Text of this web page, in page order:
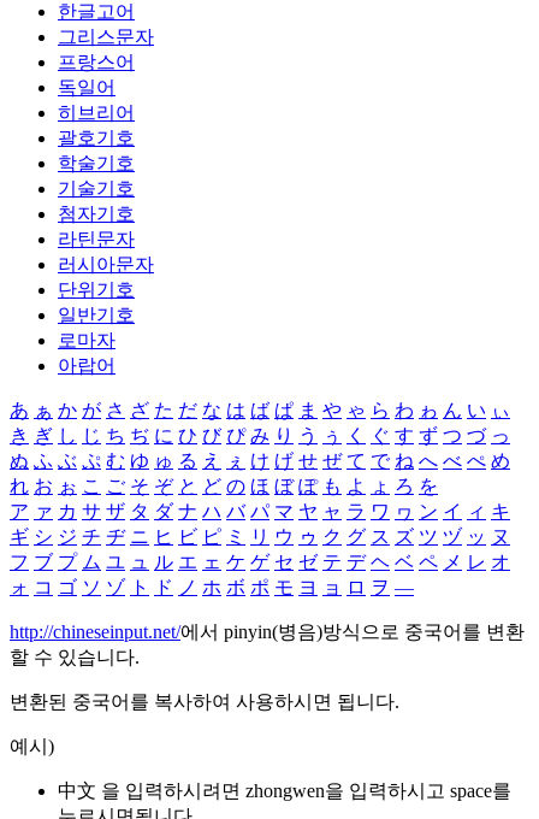
한글고어
그리스문자
프랑스어
독일어
히브리어
괄호기호
학술기호
기술기호
첨자기호
라틴문자
러시아문자
단위기호
일반기호
로마자
아랍어
あ ぁ か が さ ざ た だ な は ば ぱ ま や ゃ ら わ ゎ ん い ぃ
き ぎ し じ ち ぢ に ひ び ぴ み り う ぅ く ぐ す ず つ づ っ
ぬ ふ ぶ ぷ む ゆ ゅ る え ぇ け げ せ ぜ て で ね へ べ ぺ め
れ お ぉ こ ご そ ぞ と ど の ほ ぼ ぽ も よ ょ ろ を
ア ァ カ サ ザ タ ダ ナ ハ バ パ マ ヤ ャ ラ ワ ヮ ン イ ィ キ
ギ シ ジ チ ヂ ニ ヒ ビ ピ ミ リ ウ ゥ ク グ ス ズ ツ ヅ ッ ヌ
フ ブ プ ム ユ ュ ル エ ェ ケ ゲ セ ゼ テ デ ヘ ベ ペ メ レ オ
ォ コ ゴ ソ ゾ ト ド ノ ホ ボ ポ モ ヨ ョ ロ ヲ ―
http://chineseinput.net/에서 pinyin(병음)방식으로 중국어를 변환
할 수 있습니다.
변환된 중국어를 복사하여 사용하시면 됩니다.
예시)
中文 을 입력하시려면 zhongwen을 입력하시고 space를